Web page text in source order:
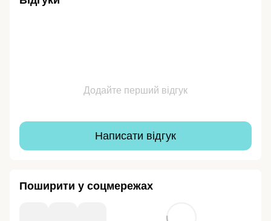
Додайте перший відгук
Написати відгук
Поширити у соцмережах